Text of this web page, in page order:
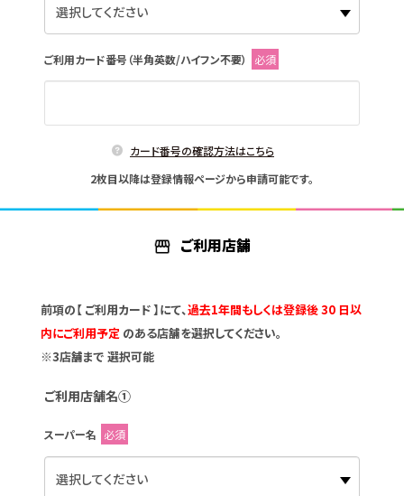
ご利用カード番号（半角英数/ハイフン不要） 必須
カード番号の確認方法はこちら
2枚目以降は登録情報ページから申請可能です。
ご利用店舗
前項の【 ご利用カード 】にて、過去1年間もしくは登録後 30 日以
内にご利用予定 のある店舗を選択してください。
※3店舗まで 選択可能
ご利用店舗名①
スーパー名 必須